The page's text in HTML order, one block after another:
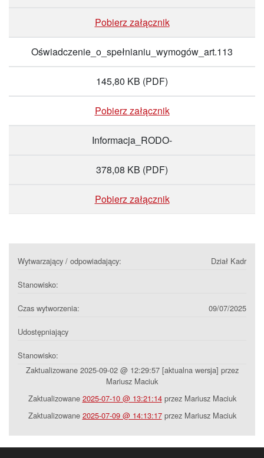
Pobierz załącznik
Oświadczenie_o_spełnianiu_wymogów_art.113
145,80 KB (PDF)
Pobierz załącznik
Informacja_RODO-
378,08 KB (PDF)
Pobierz załącznik
Wytwarzający / odpowiadający: Dział Kadr
Stanowisko:
Czas wytworzenia: 09/07/2025
Udostępniający
Stanowisko:
Zaktualizowane 2025-09-02 @ 12:29:57 [aktualna wersja] przez
Mariusz Maciuk
Zaktualizowane 2025-07-10 @ 13:21:14przez Mariusz Maciuk
Zaktualizowane 2025-07-09 @ 14:13:17przez Mariusz Maciuk